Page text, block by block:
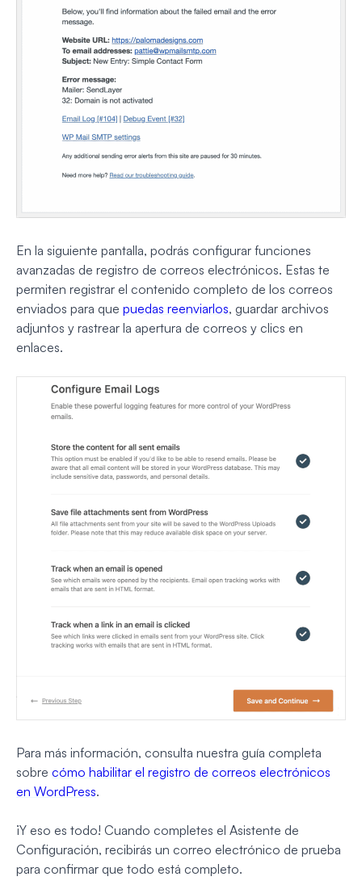
En la siguiente pantalla, podrás configurar funciones
avanzadas de registro de correos electrónicos. Estas te
permiten registrar el contenido completo de los correos
enviados para que puedas reenviarlos, guardar archivos
adjuntos y rastrear la apertura de correos y clics en
enlaces.
Para más información, consulta nuestra guía completa
sobre cómo habilitar el registro de correos electrónicos
en WordPress.
¡Y eso es todo! Cuando completes el Asistente de
Configuración, recibirás un correo electrónico de prueba
para confirmar que todo está completo.